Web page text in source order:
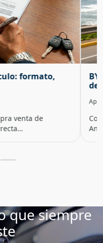
y rangos
en Perú para 2026.
S…
que siempre